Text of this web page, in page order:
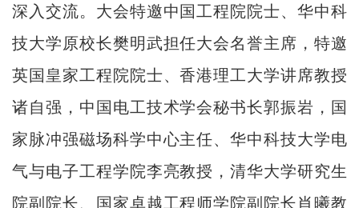
深入交流。大会特邀中国工程院院士、华中科
技大学原校长樊明武担任大会名誉主席，特邀
英国皇家工程院院士、香港理工大学讲席教授
诸自强，中国电工技术学会秘书长郭振岩，国
家脉冲强磁场科学中心主任、华中科技大学电
气与电子工程学院李亮教授，清华大学研究生
院副院长、国家卓越工程师学院副院长肖曦教